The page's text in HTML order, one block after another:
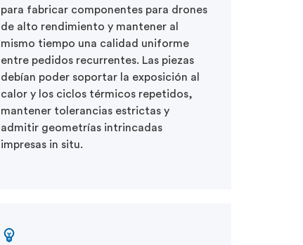
para fabricar componentes para drones
de alto rendimiento y mantener al
mismo tiempo una calidad uniforme
entre pedidos recurrentes. Las piezas
debían poder soportar la exposición al
calor y los ciclos térmicos repetidos,
mantener tolerancias estrictas y
admitir geometrías intrincadas
impresas in situ.